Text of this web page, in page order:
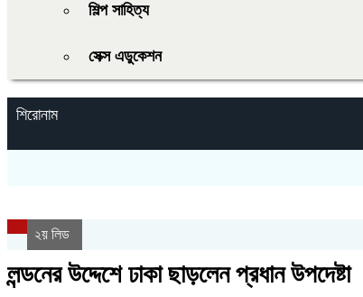
শিল্প সাহিত্য
সেক্স এডুকেশন
শিরোনাম
২য় লিড
লন্ডনের উদ্দেশে ঢাকা ছাড়লেন প্রধান উপদেষ্টা